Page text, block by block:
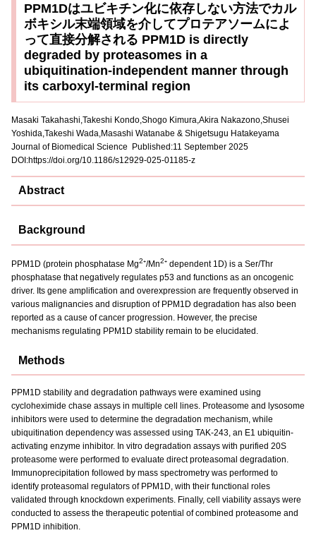
PPM1Dはユビキチン化に依存しない方法でカル
ボキシル末端領域を介してプロテアソームによ
って直接分解される PPM1D is directly
degraded by proteasomes in a
ubiquitination-independent manner through
its carboxyl-terminal region
Masaki Takahashi,Takeshi Kondo,Shogo Kimura,Akira Nakazono,Shusei
Yoshida,Takeshi Wada,Masashi Watanabe & Shigetsugu Hatakeyama
Journal of Biomedical Science Published:11 September 2025
DOI:https://doi.org/10.1186/s12929-025-01185-z
Abstract
Background
PPM1D (protein phosphatase Mg2⁺/Mn2⁺ dependent 1D) is a Ser/Thr
phosphatase that negatively regulates p53 and functions as an oncogenic
driver. Its gene amplification and overexpression are frequently observed in
various malignancies and disruption of PPM1D degradation has also been
reported as a cause of cancer progression. However, the precise
mechanisms regulating PPM1D stability remain to be elucidated.
Methods
PPM1D stability and degradation pathways were examined using
cycloheximide chase assays in multiple cell lines. Proteasome and lysosome
inhibitors were used to determine the degradation mechanism, while
ubiquitination dependency was assessed using TAK-243, an E1 ubiquitin-
activating enzyme inhibitor. In vitro degradation assays with purified 20S
proteasome were performed to evaluate direct proteasomal degradation.
Immunoprecipitation followed by mass spectrometry was performed to
identify proteasomal regulators of PPM1D, with their functional roles
validated through knockdown experiments. Finally, cell viability assays were
conducted to assess the therapeutic potential of combined proteasome and
PPM1D inhibition.